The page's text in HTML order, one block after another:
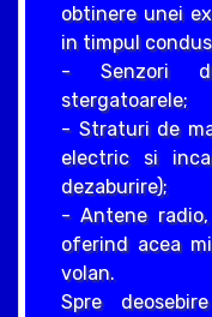
obtinere unei
in timpul
- Senzori
stergatoarele;
- Straturi de
electric si
dezaburire);
- Antene
oferind acea
volan.
Spre